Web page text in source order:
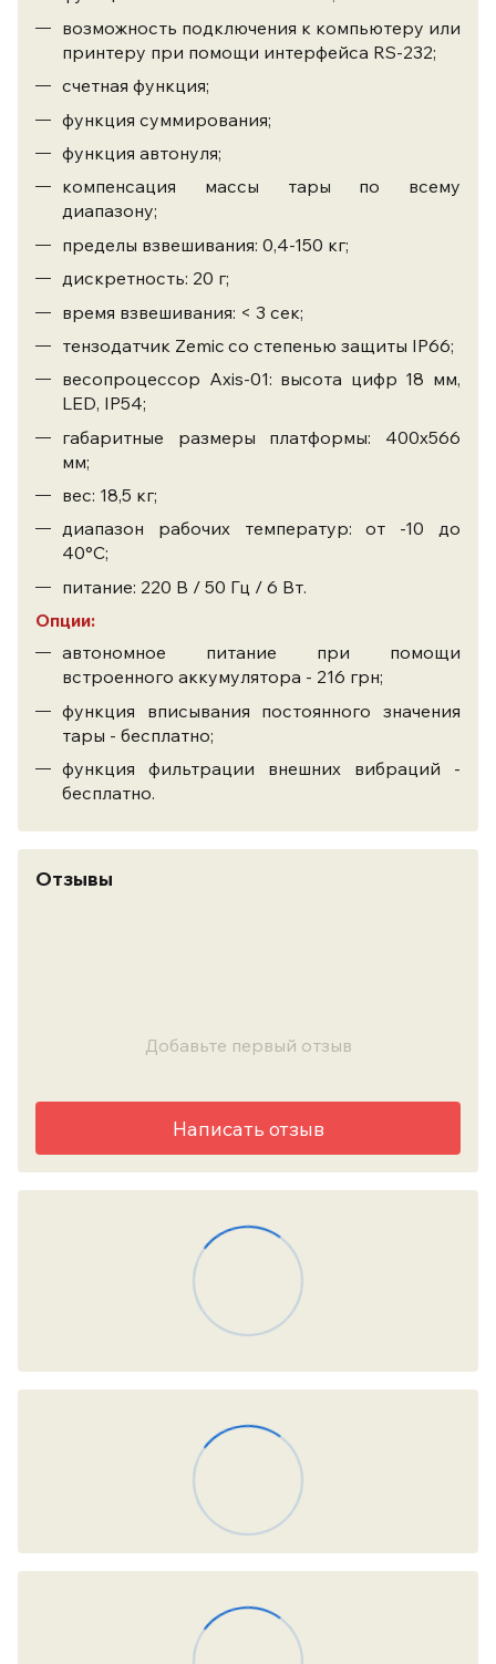
возможность подключения к компьютеру или
принтеру при помощи интерфейса RS-232;
счетная функция;
функция суммирования;
функция автонуля;
компенсация массы тары по всему
диапазону;
пределы взвешивания: 0,4-150 кг;
дискретность: 20 г;
время взвешивания: < 3 сек;
тензодатчик Zemic со степенью защиты IP66;
весопроцессор Axis-01: высота цифр 18 мм,
LED, IP54;
габаритные размеры платформы: 400х566
мм;
вес: 18,5 кг;
диапазон рабочих температур: от -10 до
40°С;
питание: 220 В / 50 Гц / 6 Вт.
Опции:
автономное питание при помощи
встроенного аккумулятора - 216 грн;
функция вписывания постоянного значения
тары - бесплатно;
функция фильтрации внешних вибраций -
бесплатно.
Отзывы
Добавьте первый отзыв
Написать отзыв